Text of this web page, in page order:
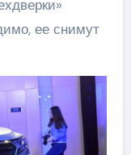
ее снимут